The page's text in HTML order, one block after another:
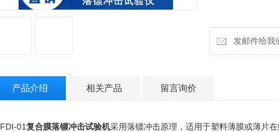
发邮件给我
产品介绍 相关产品 留言询价
FDI-01复合膜落镖冲击试验机采用落镖冲击原理，适用于塑料薄膜或薄片